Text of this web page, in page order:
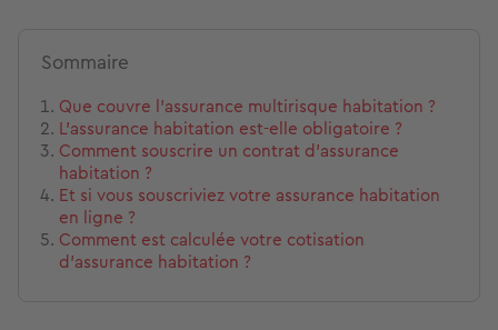
Sommaire
Que couvre l’assurance multirisque habitation ?
L’assurance habitation est-elle obligatoire ?
Comment souscrire un contrat d’assurance
habitation ?
Et si vous souscriviez votre assurance habitation
en ligne ?
Comment est calculée votre cotisation
d’assurance habitation ?